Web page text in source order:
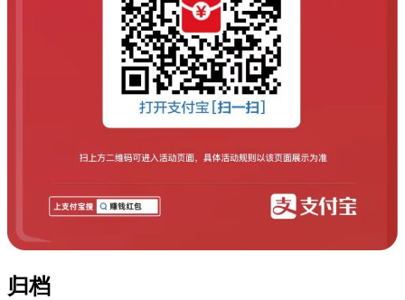
归档